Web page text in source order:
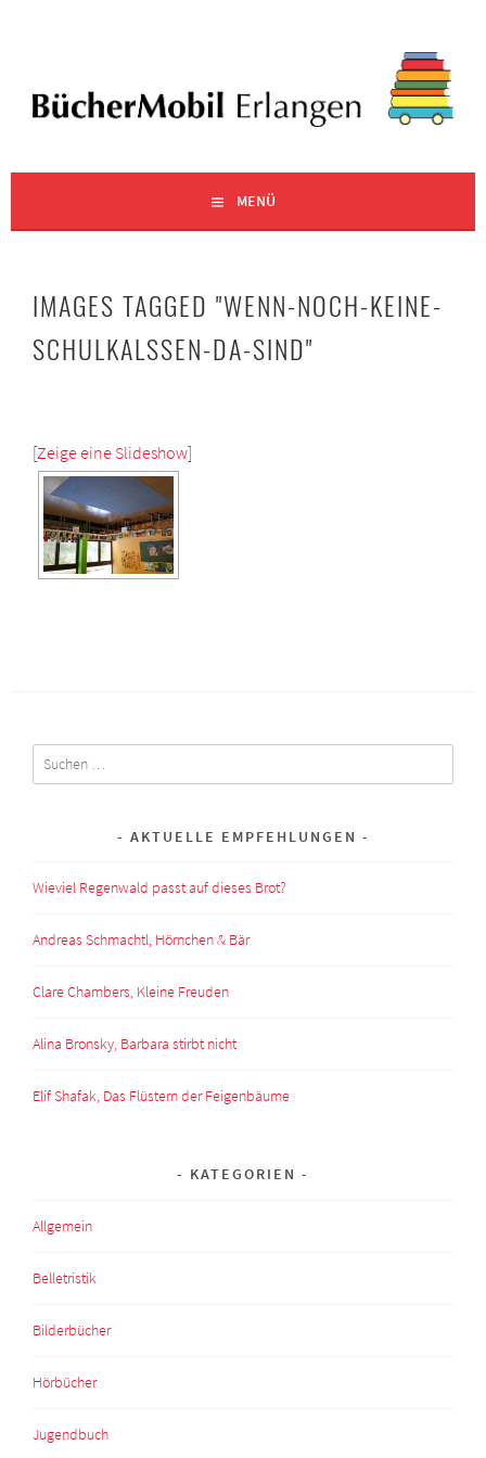
BÜCHERMOBIL ERLANGEN
MENÜ
IMAGES TAGGED "WENN-NOCH-KEINE-
SCHULKALSSEN-DA-SIND"
[Zeige eine Slideshow]
Suchen
nach:
AKTUELLE EMPFEHLUNGEN
Wieviel Regenwald passt auf dieses Brot?
Andreas Schmachtl, Hörnchen & Bär
Clare Chambers, Kleine Freuden
Alina Bronsky, Barbara stirbt nicht
Elif Shafak, Das Flüstern der Feigenbäume
KATEGORIEN
Allgemein
Belletristik
Bilderbücher
Hörbücher
Jugendbuch